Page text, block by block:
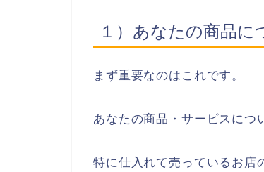
１）あなたの商品に
まず重要なのはこれです。
あなたの商品・サービスにつ
特に仕入れて売っているお店